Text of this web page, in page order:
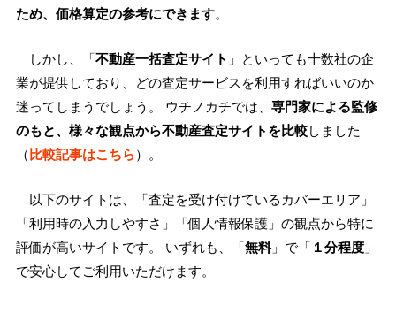
ため、価格算定の参考にできます。
しかし、「不動産一括査定サイト 」といっても十数社の企
業が提供しており、どの査定サービスを利用すればいいのか
迷ってしまうでしょう。 ウチノカチでは、 専門家による監修
のもと、様々な観点から不動産査定サイトを比較しました
（比較記事はこちら）。
以下のサイトは、「査定を受け付けているカバーエリア」
「利用時の入力しやすさ」「個人情報保護」の観点から特に
評価が高いサイトです。 いずれも、「無料」で「 １分程度 」
で安心してご利用いただけます。